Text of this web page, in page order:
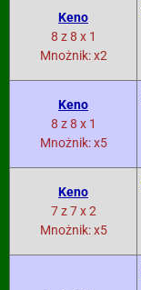
Keno
8 z 8 x 1
Mnożnik: x2
Keno
8 z 8 x 1
Mnożnik: x5
Keno
7 z 7 x 2
Mnożnik: x5